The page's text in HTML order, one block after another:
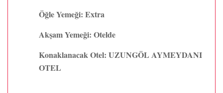
Öğle Yemeği: Extra
Akşam Yemeği: Otelde
Konaklanacak Otel: UZUNGÖL AYMEYDANI
OTEL